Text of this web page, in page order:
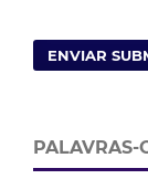
ENVIAR
PALAVRAS-